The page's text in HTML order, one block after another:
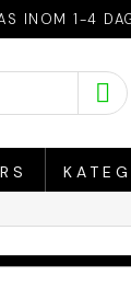
INOM 1-4